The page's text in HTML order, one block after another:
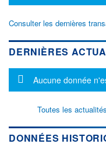
Consulter les dernières
DERNIÈRES
Message
Aucune donnée
Toutes les
DONNÉES